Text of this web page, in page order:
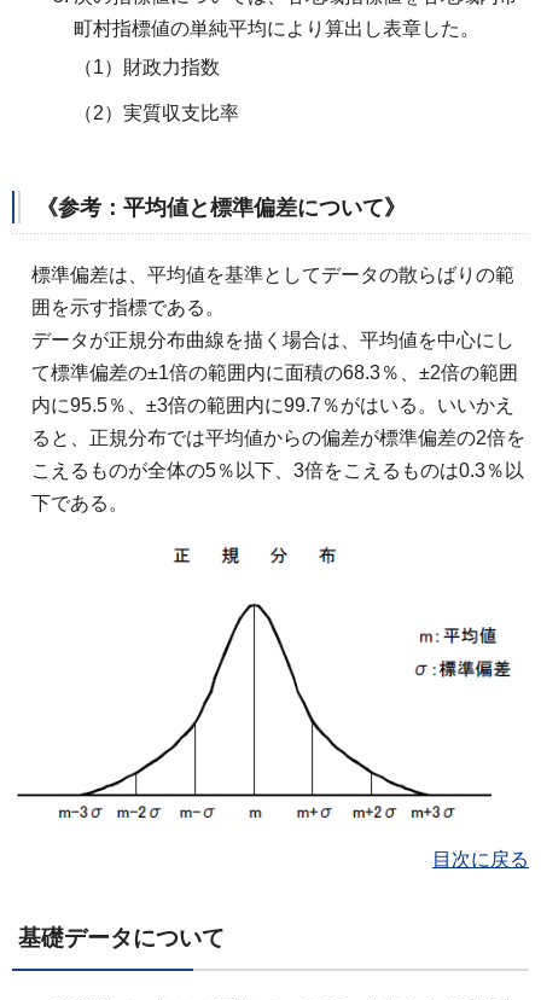
町村指標値の単純平均により算出し表章した。
（1）財政力指数
（2）実質収支比率
《参考：平均値と標準偏差について》
標準偏差は、平均値を基準としてデータの散らばりの範
囲を示す指標である。
データが正規分布曲線を描く場合は、平均値を中心にし
て標準偏差の±1倍の範囲内に面積の68.3％、±2倍の範囲
内に95.5％、±3倍の範囲内に99.7％がはいる。いいかえ
ると、正規分布では平均値からの偏差が標準偏差の2倍を
こえるものが全体の5％以下、3倍をこえるものは0.3％以
下である。
目次に戻る
基礎データについて